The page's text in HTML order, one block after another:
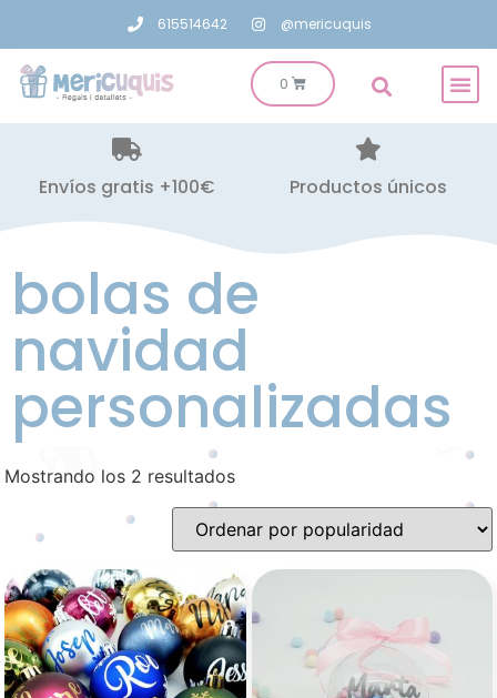
615514642 @mericuquis
Envíos gratis +100€ Productos únicos
bolas de
navidad
personalizadas
Mostrando los 2 resultados